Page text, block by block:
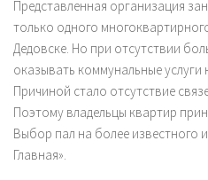
Представленная организация
только одного
Дедовске. Но при отсутствии
оказывать коммунальные
Причиной стало отсутствие
Поэтому владельцы квартир
Выбор пал на более известного
Главная».